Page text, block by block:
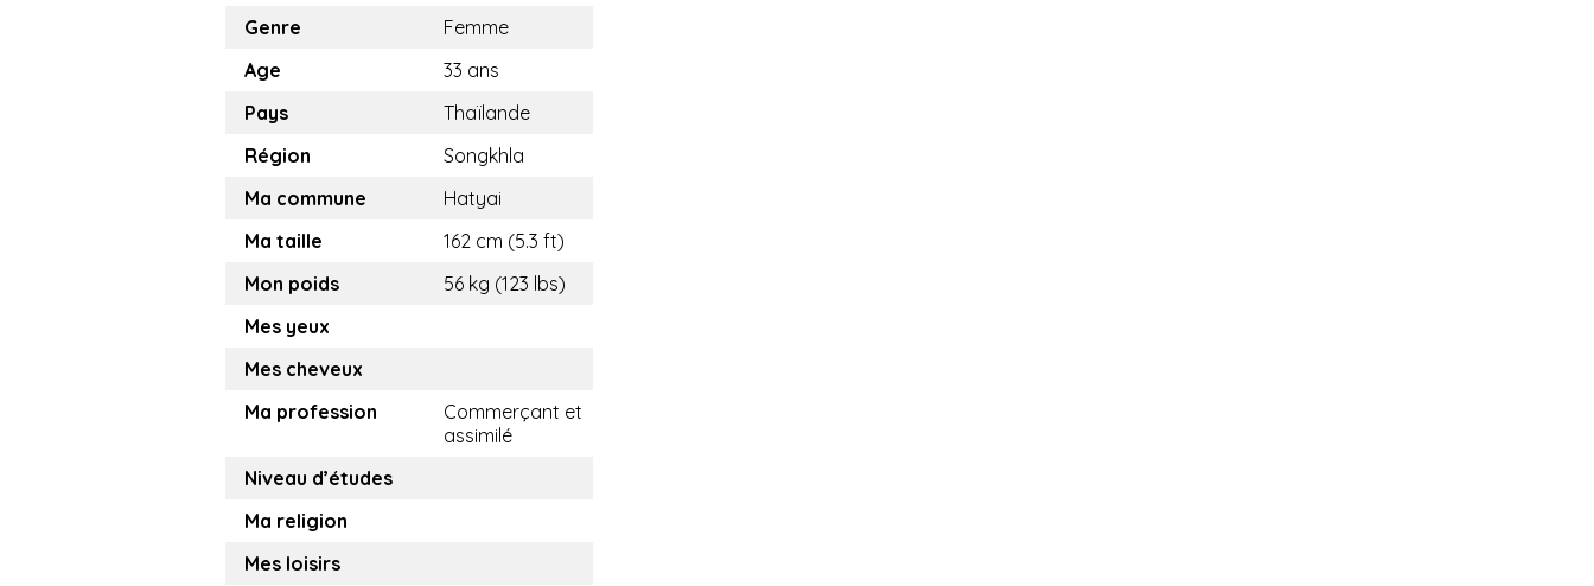
Genre
Femme
Age
33 ans
Pays
Thaïlande
Région
Songkhla
Ma commune
Hatyai
Ma taille
162 cm (5.3 ft)
Mon poids
56 kg (123 lbs)
Mes yeux
Mes cheveux
Ma profession
Commerçant et
assimilé
Niveau d’études
Ma religion
Mes loisirs